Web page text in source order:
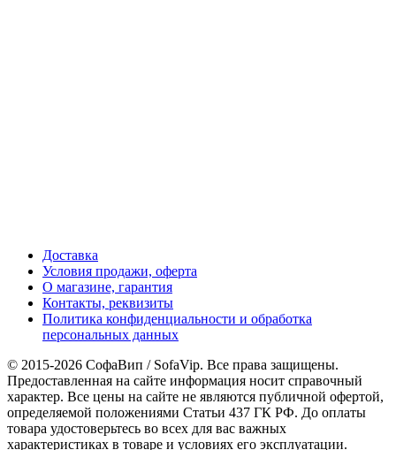
Доставка
Условия продажи, оферта
О магазине, гарантия
Контакты, реквизиты
Политика конфиденциальности и обработка
персональных данных
© 2015-2026 СофаВип / SofaVip. Все права защищены.
Предоставленная на сайте информация носит справочный
характер. Все цены на сайте не являются публичной офертой,
определяемой положениями Статьи 437 ГК РФ. До оплаты
товара удостоверьтесь во всех для вас важных
характеристиках в товаре и условиях его эксплуатации.